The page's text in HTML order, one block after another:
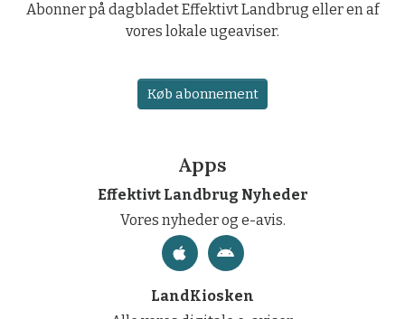
Abonner på dagbladet Effektivt Landbrug eller en af
vores lokale ugeaviser.
Køb abonnement
Apps
Effektivt Landbrug Nyheder
Vores nyheder og e-avis.
LandKiosken